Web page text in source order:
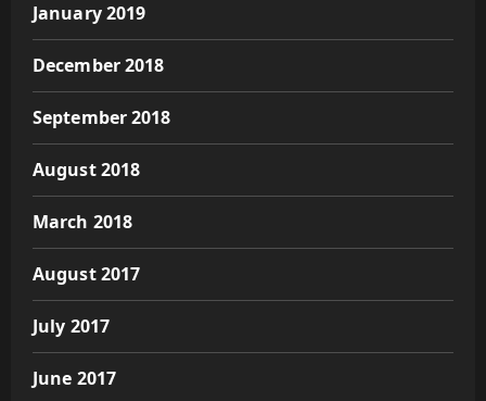
January 2019
December 2018
September 2018
August 2018
March 2018
August 2017
July 2017
June 2017